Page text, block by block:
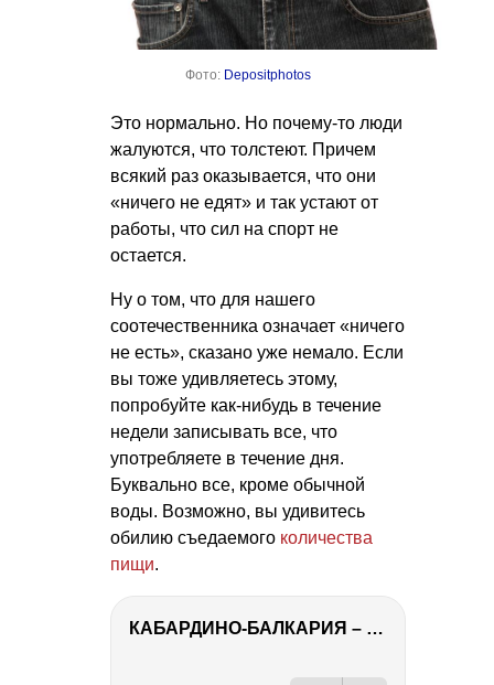
Фото: Depositphotos
Это нормально. Но почему-то люди
жалуются, что толстеют. Причем
всякий раз оказывается, что они
«ничего не едят» и так устают от
работы, что сил на спорт не
остается.
Ну о том, что для нашего
соотечественника означает «ничего
не есть», сказано уже немало. Если
вы тоже удивляетесь этому,
попробуйте как-нибудь в течение
недели записывать все, что
употребляете в течение дня.
Буквально все, кроме обычной
воды. Возможно, вы удивитесь
обилию съедаемого количества
пищи.
КАБАРДИНО-БАЛКАРИЯ – ПУТЕШЕСТВИЕ НА КАВКАЗ часть 3